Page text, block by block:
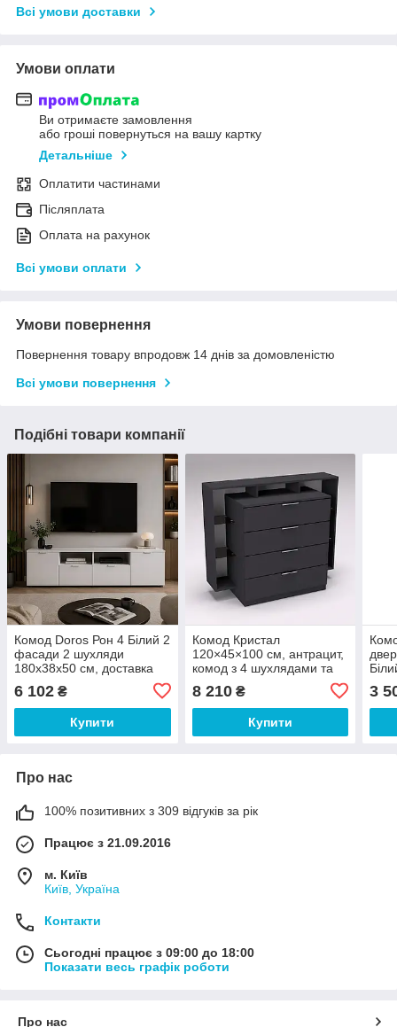
Всі умови доставки
Умови оплати
Ви отримаєте замовлення
або гроші повернуться на вашу картку
Детальніше
Оплатити частинами
Післяплата
Оплата на рахунок
Всі умови оплати
Умови повернення
Повернення товару впродовж 14 днів за домовленістю
Всі умови повернення
Подібні товари компанії
Комод Doros Рон 4 Білий 2
фасади 2 шухляди
180х38х50 см, доставка
Вашою адресою
6 102 ₴
Купити
Комод Кристал
120×45×100 см, антрацит,
комод з 4 шухлядами та
вітальні та зберігання
речей
8 210₴
Купити
3
Про нас
100% позитивних з 309 відгуків за рік
Працює з 21.09.2016
м. Київ
Київ, Україна
Контакти
Сьогодні працює з 09:00 до 18:00
Показати весь графік роботи
Про нас